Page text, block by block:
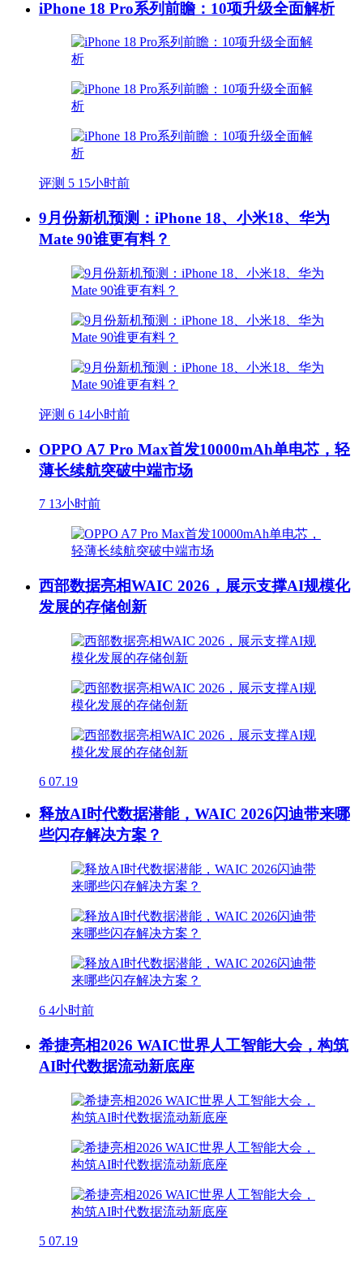
iPhone 18 Pro系列前瞻：10项升级全面解析
评测 5 15小时前
9月份新机预测：iPhone 18、小米18、华为
Mate 90谁更有料？
评测 6 14小时前
OPPO A7 Pro Max首发10000mAh单电芯，轻
薄长续航突破中端市场
7 13小时前
西部数据亮相WAIC 2026，展示支撑AI规模化
发展的存储创新
6 07.19
释放AI时代数据潜能，WAIC 2026闪迪带来哪
些闪存解决方案？
6 4小时前
希捷亮相2026 WAIC世界人工智能大会，构筑
AI时代数据流动新底座
5 07.19